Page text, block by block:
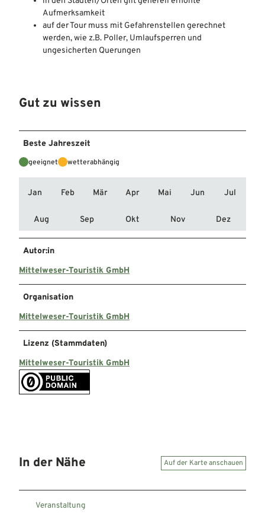
Aufmerksamkeit
auf der Tour muss mit Gefahrenstellen gerechnet
werden, wie z.B. Poller, Umlaufsperren und
ungesicherten Querungen
Gut zu wissen
Beste Jahreszeit
geeignet wetterabhängig
Jan Feb Mär Apr Mai Jun Jul
Aug Sep Okt Nov Dez
Autor:in
Mittelweser-Touristik GmbH
Organisation
Mittelweser-Touristik GmbH
Lizenz (Stammdaten)
Mittelweser-Touristik GmbH
In der Nähe Auf der Karte anschauen
Veranstaltung